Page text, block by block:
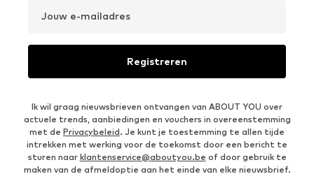
Jouw e-mailadres
Registreren
Ik wil graag nieuwsbrieven ontvangen van ABOUT YOU over
actuele trends, aanbiedingen en vouchers in overeenstemming
met de Privacybeleid. Je kunt je toestemming te allen tijde
intrekken met werking voor de toekomst door een bericht te
sturen naar klantenservice@aboutyou.be of door gebruik te
maken van de afmeldoptie aan het einde van elke nieuwsbrief.